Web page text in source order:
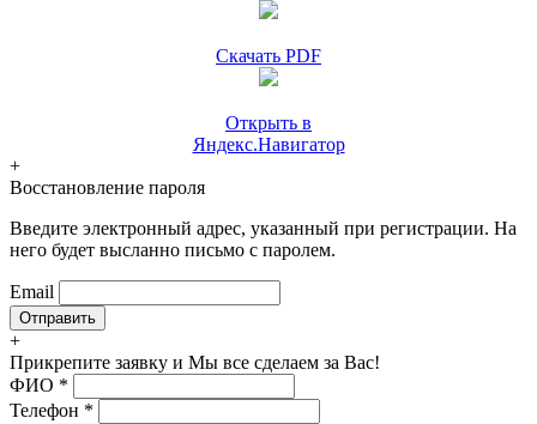
Скачать PDF
Открыть в
Яндекс.Навигатор
+
Восстановление пароля
Введите электронный адрес, указанный при регистрации. На
него будет высланно письмо с паролем.
Email
+
Прикрепите заявку и Мы все сделаем за Вас!
ФИО *
Телефон *